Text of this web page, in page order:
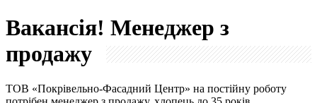
Вакансія! Менеджер з
продажу
ТОВ «Покрівельно-Фасадний Центр» на постійну роботу